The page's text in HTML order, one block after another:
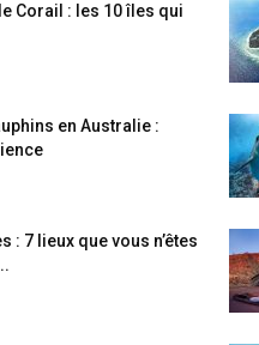
Corail : les 10 îles qui
en Australie :
: 7 lieux que vous n’êtes